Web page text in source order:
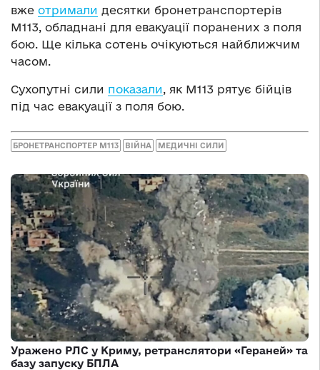
вже отримали десятки бронетранспортерів
M113, обладнані для евакуації поранених з поля
бою. Ще кілька сотень очікуються найближчим
часом.
Сухопутні сили показали, як М113 рятує бійців
під час евакуації з поля бою.
БРОНЕТРАНСПОРТЕР М113 ВІЙНА МЕДИЧНІ СИЛИ
Уражено РЛС у Криму, ретранслятори «Гераней» та
базу запуску БПЛА